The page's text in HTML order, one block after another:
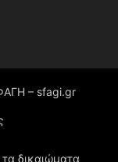
– sfagi.gr
δικαιώματα